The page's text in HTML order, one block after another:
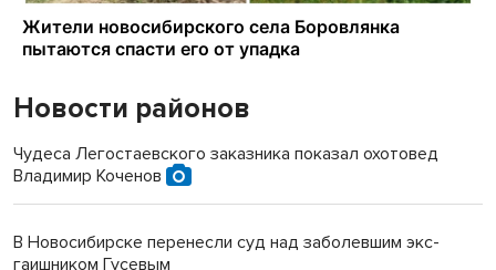
Новости районов
Чудеса Легостаевского заказника показал охотовед
Владимир Коченов
В Новосибирске перенесли суд над заболевшим экс-
гаишником Гусевым